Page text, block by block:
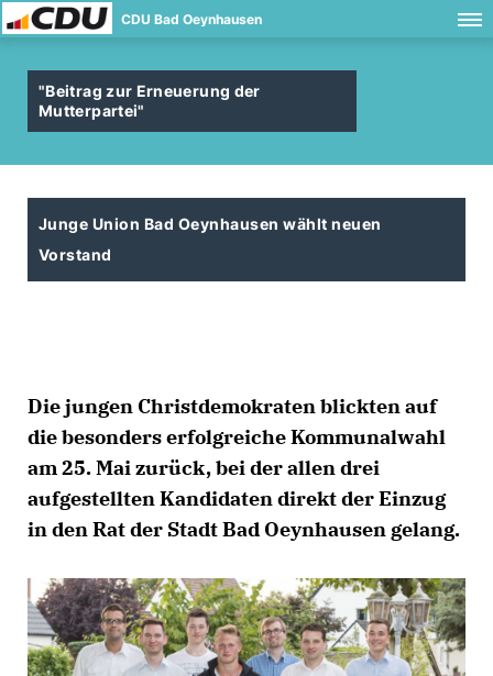
CDU Bad Oeynhausen
"Beitrag zur Erneuerung der
Mutterpartei"
Junge Union Bad Oeynhausen wählt neuen
Vorstand
Die jungen Christdemokraten blickten auf
die besonders erfolgreiche Kommunalwahl
am 25. Mai zurück, bei der allen drei
aufgestellten Kandidaten direkt der Einzug
in den Rat der Stadt Bad Oeynhausen gelang.